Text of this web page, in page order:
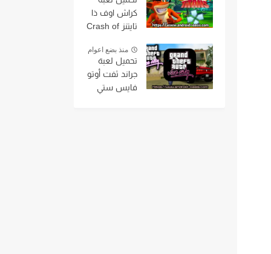
كراش اوف ذا
تايتنز Crash of
على محاكي
ppsspp بحجم
صغير جداً مجانا
اخر اصدار من
منذ بضع اعوام
تحميل لعبة
جراند ثفت أوتو
فايس ستي